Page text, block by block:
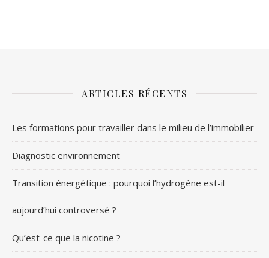
ARTICLES RÉCENTS
Les formations pour travailler dans le milieu de l’immobilier
Diagnostic environnement
Transition énergétique : pourquoi l’hydrogène est-il
aujourd’hui controversé ?
Qu’est-ce que la nicotine ?